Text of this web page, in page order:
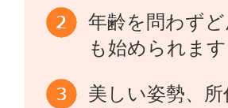
年齢を問わず
も始められます
美しい姿勢、所